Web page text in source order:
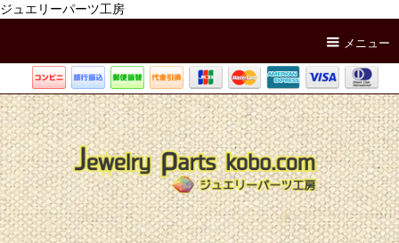
ジュエリーパーツ工房
メニュー